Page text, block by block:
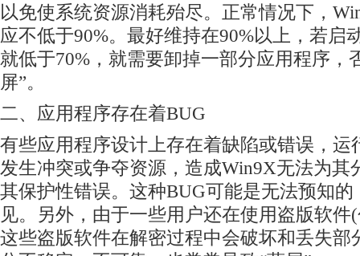
以免使系统资源消耗殆尽。正常情况下，
应不低于90%。最好维持在90%以上，若启
就低于70%，就需要卸掉一部分应用程序，
屏”。
二、应用程序存在着BUG
有些应用程序设计上存在着缺陷或错误，运
发生冲突或争夺资源，造成Win9X无法为其
其保护性错误。这种BUG可能是无法预知
见。另外，由于一些用户还在使用盗版软件
这些盗版软件在解密过程中会破坏和丢失部